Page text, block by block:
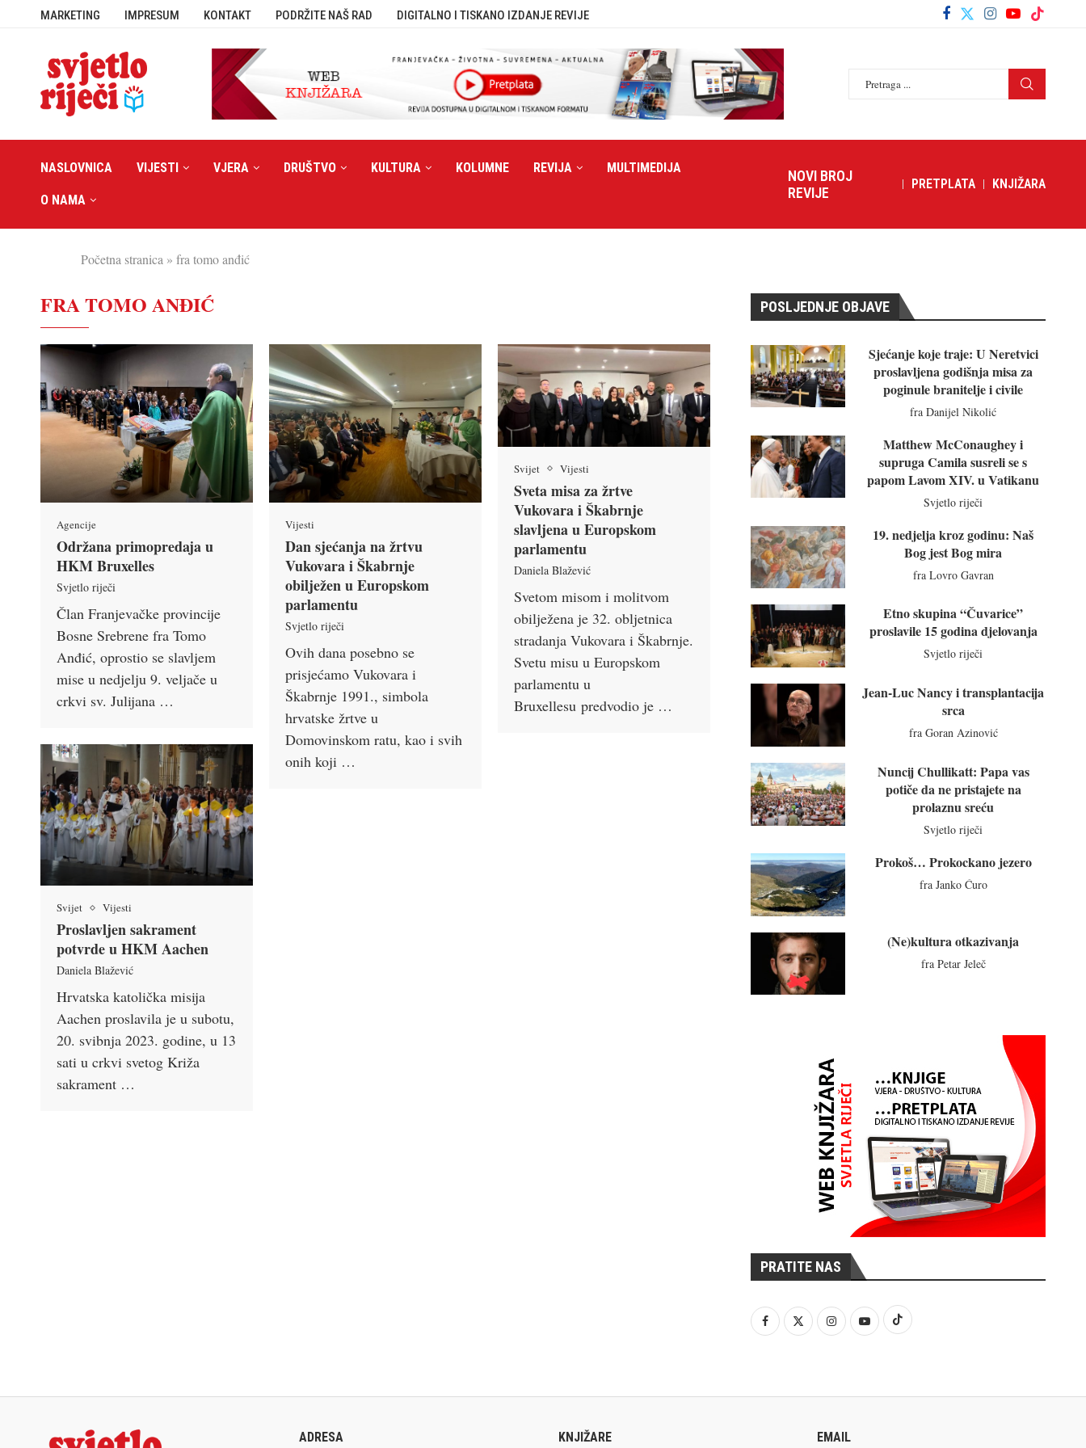
MARKETING IMPRESUM KONTAKT PODRŽITE NAŠ RAD DIGITALNO I TISKANO IZDANJE REVIJE
NASLOVNICA VIJESTI VJERA DRUŠTVO KULTURA KOLUMNE REVIJA MULTIMEDIJA
O NAMA
NOVI BROJ
REVIJE
PRETPLATA KNJIŽARA
Početna stranica » fra tomo anđić
FRA TOMO ANĐIĆ
Agencije
Održana primopredaja u
HKM Bruxelles
Svjetlo riječi
Član Franjevačke provincije
Bosne Srebrene fra Tomo
Anđić, oprostio se slavljem
mise u nedjelju 9. veljače u
crkvi sv. Julijana …
Vijesti
Dan sjećanja na žrtvu
Vukovara i Škabrnje
obilježen u Europskom
parlamentu
Svjetlo riječi
Ovih dana posebno se
prisjećamo Vukovara i
Škabrnje 1991., simbola
hrvatske žrtve u
Domovinskom ratu, kao i svih
onih koji …
Svijet Vijesti
Sveta misa za žrtve
Vukovara i Škabrnje
slavljena u Europskom
parlamentu
Daniela Blažević
Svetom misom i molitvom
obilježena je 32. obljetnica
stradanja Vukovara i Škabrnje.
Svetu misu u Europskom
parlamentu u
Bruxellesu predvodio je …
Svijet Vijesti
Proslavljen sakrament
potvrde u HKM Aachen
Daniela Blažević
Hrvatska katolička misija
Aachen proslavila je u subotu,
20. svibnja 2023. godine, u 13
sati u crkvi svetog Križa
sakrament …
POSLJEDNJE OBJAVE
Sjećanje koje traje: U Neretvici
proslavljena godišnja misa za
poginule branitelje i civile
fra Danijel Nikolić
Matthew McConaughey i
supruga Camila susreli se s
papom Lavom XIV. u Vatikanu
Svjetlo riječi
19. nedjelja kroz godinu: Naš
Bog jest Bog mira
fra Lovro Gavran
Etno skupina “Čuvarice”
proslavile 15 godina djelovanja
Svjetlo riječi
Jean-Luc Nancy i transplantacija
srca
fra Goran Azinović
Nuncij Chullikatt: Papa vas
potiče da ne pristajete na
prolaznu sreću
Svjetlo riječi
Prokoš… Prokockano jezero
fra Janko Ćuro
(Ne)kultura otkazivanja
fra Petar Jeleč
PRATITE NAS
ADRESA KNJIŽARE EMAIL